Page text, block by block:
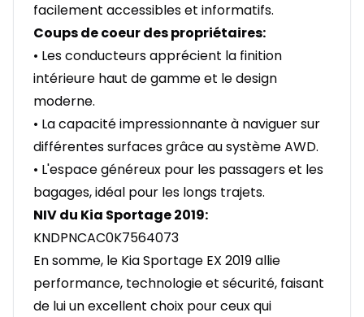
facilement accessibles et informatifs.
Coups de coeur des propriétaires:
• Les conducteurs apprécient la finition
intérieure haut de gamme et le design
moderne.
• La capacité impressionnante à naviguer sur
différentes surfaces grâce au système AWD.
• L'espace généreux pour les passagers et les
bagages, idéal pour les longs trajets.
NIV du Kia Sportage 2019:
KNDPNCAC0K7564073
En somme, le Kia Sportage EX 2019 allie
performance, technologie et sécurité, faisant
de lui un excellent choix pour ceux qui